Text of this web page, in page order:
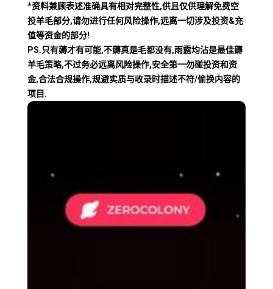
*资料兼顾表述准确具有相对完整性,供且仅供理解免费空
投羊毛部分,请勿进行任何风险操作,远离一切涉及投资&充
值等资金的部分!
PS.只有薅才有可能,不薅真是毛都没有,雨露均沾是最佳薅
羊毛策略,不过务必远离风险操作,安全第一勿碰投资和资
金,合法合规操作,规避实质与收录时描述不符/偷换内容的
项目.